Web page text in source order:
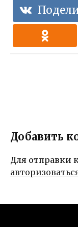
Добавить
Для отправки